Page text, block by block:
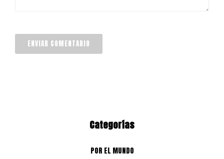
ENVIAR COMENTARIO
Categorías
POR EL MUNDO